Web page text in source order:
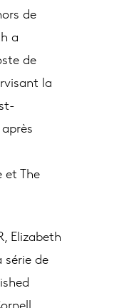
de
a
de
la
The
Elizabeth
de